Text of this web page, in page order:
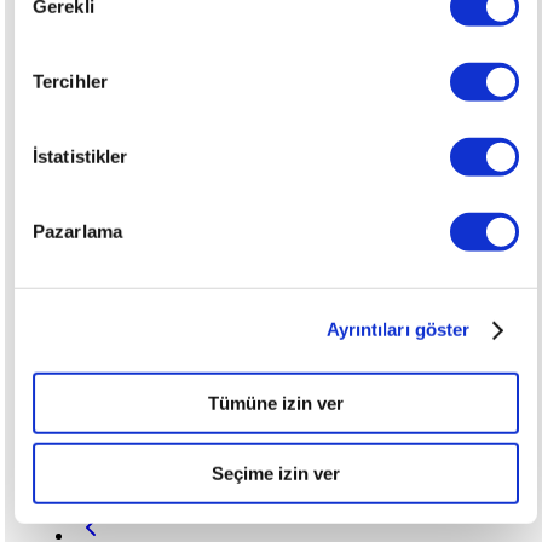
Seçimi
Gerekli
Tercihler
İstatistikler
Pazarlama
Ayrıntıları göster
Tümüne izin ver
Seçime izin ver
PLUS 4x4
Hibrit